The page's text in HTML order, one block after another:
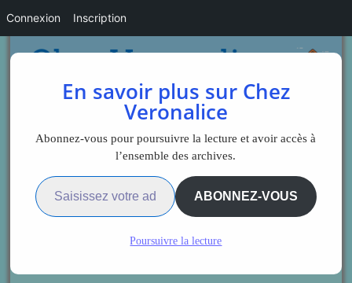
En savoir plus sur Chez
Veronalice
Abonnez-vous pour poursuivre la lecture et avoir accès à
l’ensemble des archives.
Saisissez votre adresse e-mail…
ABONNEZ-VOUS
Poursuivre la lecture
Connexion Inscription